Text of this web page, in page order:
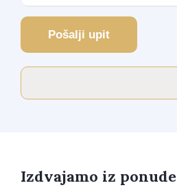
Pošalji upit
Izdvajamo iz ponude